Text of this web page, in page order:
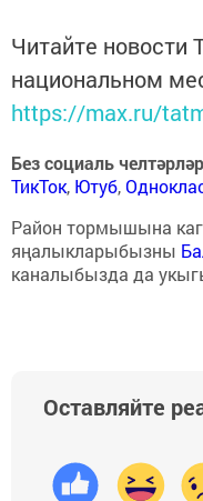
Читайте новости
национальном
https://max.ru/
Без социаль
ТикТок, Ютуб,
Район тормышына
яңалыкларыбызны
каналыбызда да
Оставляйте